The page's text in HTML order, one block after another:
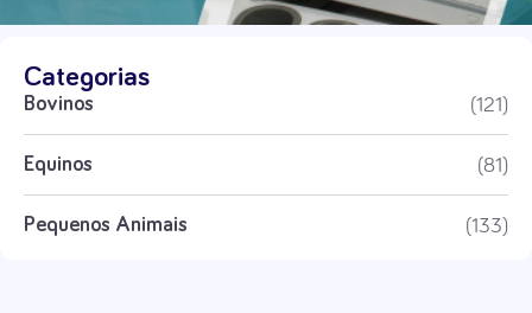
Categorias
Bovinos (121)
Equinos (81)
Pequenos Animais (133)